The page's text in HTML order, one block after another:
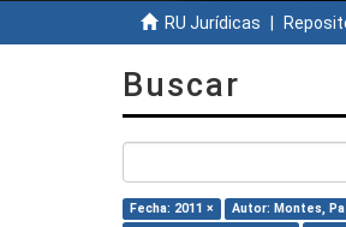
RU Jurídicas
Buscar
Fecha: 2011 × Autor: Montes,